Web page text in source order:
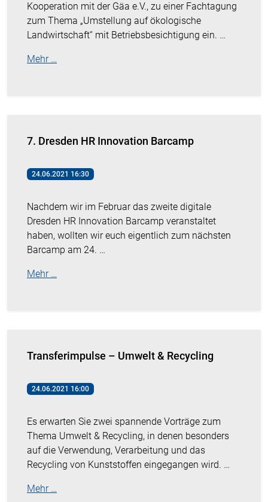
Kooperation mit der Gäa e.V., zu einer Fachtagung
zum Thema „Umstellung auf ökologische
Landwirtschaft“ mit Betriebsbesichtigung ein. …
Mehr …
7. Dresden HR Innovation Barcamp
24.06.2021 16:30
Nachdem wir im Februar das zweite digitale
Dresden HR Innovation Barcamp veranstaltet
haben, wollten wir euch eigentlich zum nächsten
Barcamp am 24. …
Mehr …
Transferimpulse – Umwelt & Recycling
24.06.2021 16:00
Es erwarten Sie zwei spannende Vorträge zum
Thema Umwelt & Recycling, in denen besonders
auf die Verwendung, Verarbeitung und das
Recycling von Kunststoffen eingegangen wird. …
Mehr …